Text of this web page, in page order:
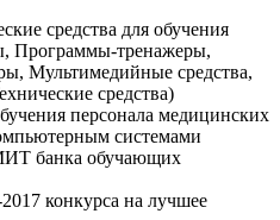
средства для обучения
Программы-тренажеры,
Мультимедийные средства,
средства)
персонала медицинских
системами
банка обучающих
конкурса на лучшее